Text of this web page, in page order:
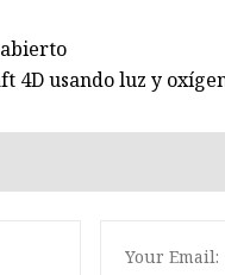
4D usando luz y